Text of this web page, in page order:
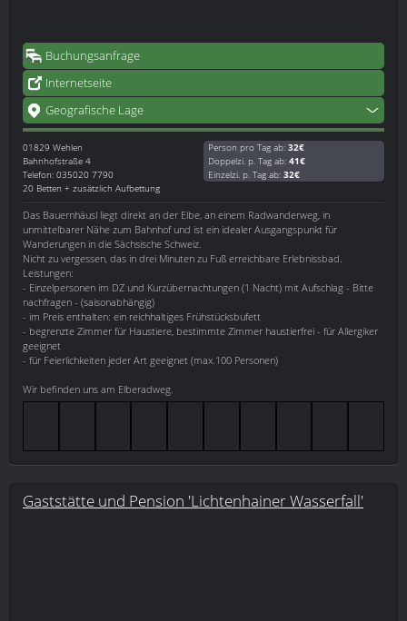
Buchungsanfrage
Internetseite
Geografische Lage
01829 Wehlen
Bahnhofstraße 4
Telefon: 035020 7790
20 Betten + zusätzlich Aufbettung
Person pro Tag ab: 32€
Doppelzi. p. Tag ab: 41€
Einzelzi. p. Tag ab: 32€
Das Bauernhäusl liegt direkt an der Elbe, an einem Radwanderweg, in
unmittelbarer Nähe zum Bahnhof und ist ein idealer Ausgangspunkt für
Wanderungen in die Sächsische Schweiz.
Nicht zu vergessen, das in drei Minuten zu Fuß erreichbare Erlebnissbad.
Leistungen:
- Einzelpersonen im DZ und Kurzübernachtungen (1 Nacht) mit Aufschlag - Bitte
nachfragen - (saisonabhängig)
- im Preis enthalten: ein reichhaltiges Frühstücksbufett
- begrenzte Zimmer für Haustiere, bestimmte Zimmer haustierfrei - für Allergiker
geeignet
- für Feierlichkeiten jeder Art geeignet (max.100 Personen)
Wir befinden uns am Elberadweg.
Gaststätte und Pension 'Lichtenhainer Wasserfall'